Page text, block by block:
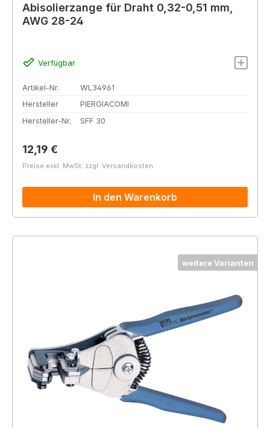
Abisolierzange für Draht 0,32-0,51 mm,
AWG 28-24
Verfügbar
Artikel-Nr.
WL34961
Hersteller
PIERGIACOMI
Hersteller-Nr.
SFF 30
Regulärer Preis:
12,19 €
Preise exkl. MwSt. zzgl. Versandkosten
In den Warenkorb
weitere Varianten